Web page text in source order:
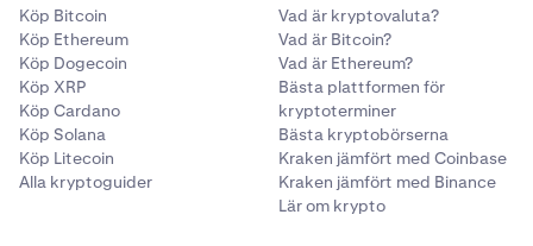
Köp Bitcoin
Köp Ethereum
Köp Dogecoin
Köp XRP
Köp Cardano
Köp Solana
Köp Litecoin
Alla kryptoguider
Vad är kryptovaluta?
Vad är Bitcoin?
Vad är Ethereum?
Bästa plattformen för
kryptoterminer
Bästa kryptobörserna
Kraken jämfört med Coinbase
Kraken jämfört med Binance
Lär om krypto